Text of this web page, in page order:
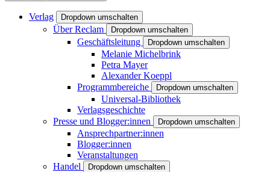
Verlag Dropdown umschalten
Über Reclam Dropdown umschalten
Geschäftsleitung Dropdown umschalten
Melanie Michelbrink
Petra Mayer
Alexander Koeppl
Programmbereiche
Dropdown umschalten
Universal-Bibliothek
Verlagsgeschichte
Presse und Blogger:innen
Dropdown umschalten
Ansprechpartner:innen
Blogger:innen
Veranstaltungen
Handel
Dropdown umschalten